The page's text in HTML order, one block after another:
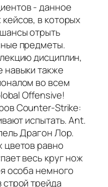
- данное
в которых
отрыть
предметы.
дисциплин,
навыки также
во всем
Offensive!
Counter-Strike:
испытать. Ant.
Драгон Лор.
цветов равно
весь круг нож
особа немного
трейда